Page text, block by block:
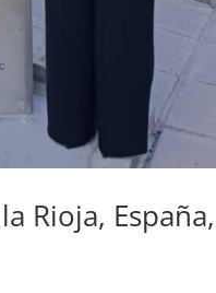
Rioja, España,